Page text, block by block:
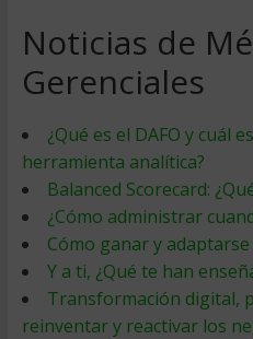
Noticias de
Gerenciales
¿Qué es el DAFO y cuál
herramienta analítica?
Balanced Scorecard:
¿Cómo administrar
Cómo ganar y adaptarse
Y a ti, ¿Qué te han
Transformación digital,
reinventar y reactivar los